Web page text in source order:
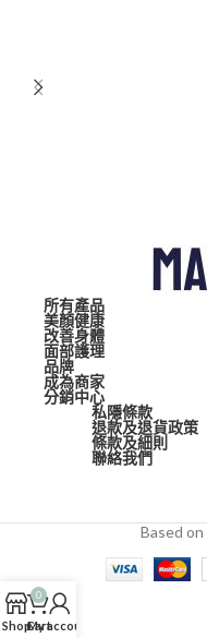
所有產品
美顏健康
改善身體
面部護理
品牌
成為商家
分銷中心
私隱條款
退款及退貨政策
條款及細則
聯絡我們
Based on
Shop
0
Cart
My account